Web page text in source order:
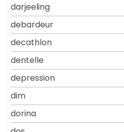
darjeeling
debardeur
decathlon
dentelle
depression
dim
dorina